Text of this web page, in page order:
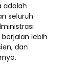
adalah
seluruh
lebih
dan